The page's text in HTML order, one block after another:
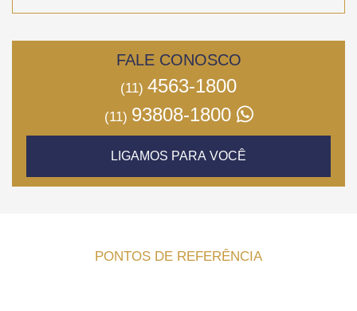
FALE CONOSCO
(11) 4563-1800
(11) 93808-1800
LIGAMOS PARA VOCÊ
PONTOS DE REFERÊNCIA